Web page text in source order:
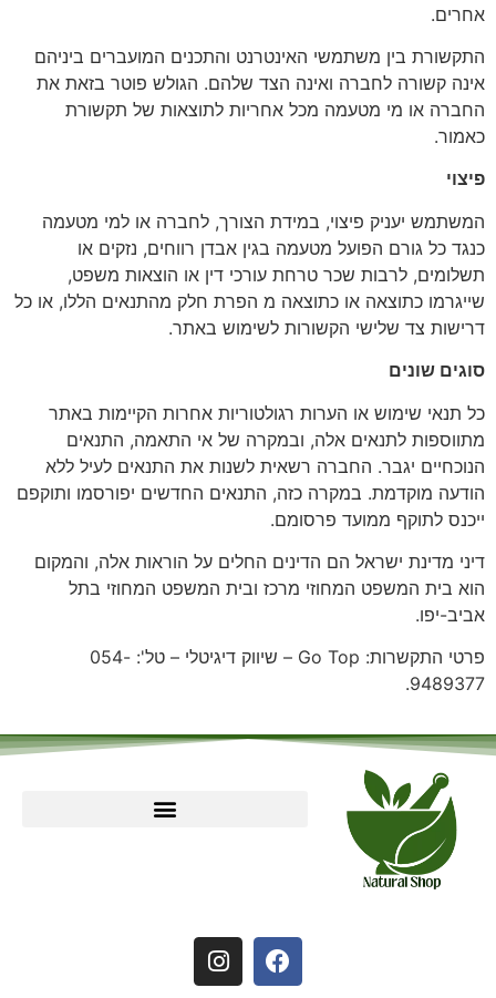
אחרים.
התקשורת בין משתמשי האינטרנט והתכנים המועברים ביניהם
אינה קשורה לחברה ואינה הצד שלהם. הגולש פוטר בזאת את
החברה או מי מטעמה מכל אחריות לתוצאות של תקשורת
כאמור.
פיצוי
המשתמש יעניק פיצוי, במידת הצורך, לחברה או למי מטעמה
כנגד כל גורם הפועל מטעמה בגין אבדן רווחים, נזקים או
תשלומים, לרבות שכר טרחת עורכי דין או הוצאות משפט,
שייגרמו כתוצאה או כתוצאה מ הפרת חלק מהתנאים הללו, או כל
דרישות צד שלישי הקשורות לשימוש באתר.
סוגים שונים
כל תנאי שימוש או הערות רגולטוריות אחרות הקיימות באתר
מתווספות לתנאים אלה, ובמקרה של אי התאמה, התנאים
הנוכחיים יגבר. החברה רשאית לשנות את התנאים לעיל ללא
הודעה מוקדמת. במקרה כזה, התנאים החדשים יפורסמו ותוקפם
ייכנס לתוקף ממועד פרסומם.
דיני מדינת ישראל הם הדינים החלים על הוראות אלה, והמקום
הוא בית המשפט המחוזי מרכז ובית המשפט המחוזי בתל
אביב-יפו.
פרטי התקשרות: Go Top – שיווק דיגיטלי – טל': 054-
9489377.